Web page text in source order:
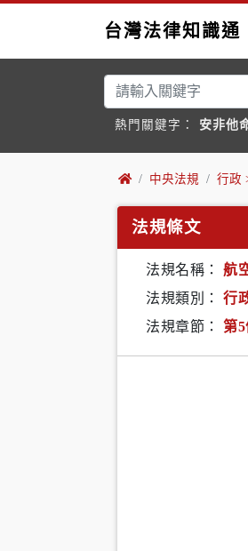
台灣法律知識通
熱門關鍵字： 安非他
中央法規 行政
法規條文
法規名稱：
航
法規類別：
行
法規章節：
第5